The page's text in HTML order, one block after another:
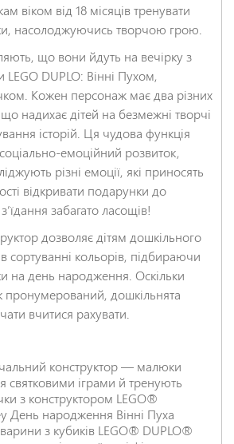
віком від 18 місяців тренувати
насолоджуючись творчою грою.
що вони йдуть на вечірку з
DUPLO: Вінні Пухом,
Кожен персонаж має два різних
надихає дітей на безмежні творчі
історій. Ця чудова функція
емоційний розвиток,
різні емоції, які приносять
відкривати подарунки до
забагато ласощів!
дозволяє дітям дошкільного
сортуванні кольорів, підбираючи
на день народження. Оскільки
дошкільнята
вчитися рахувати.
конструктор — малюки
святковими іграми й тренують
з конструктором LEGO®
День народження Вінні Пуха
з кубиків LEGO® DUPLO®
НАДІСЛАТИ ВІДГУК